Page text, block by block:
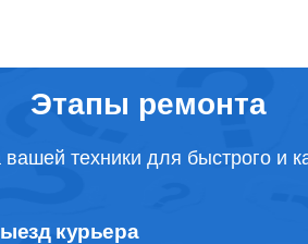
Этапы ремонта
техники для быстрого и
курьера